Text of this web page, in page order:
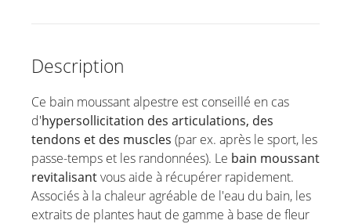
Description
Ce bain moussant alpestre est conseillé en cas
d'hypersollicitation des articulations, des
tendons et des muscles (par ex. après le sport, les
passe-temps et les randonnées). Le bain moussant
revitalisantvous aide à récupérer rapidement.
Associés à la chaleur agréable de l'eau du bain, les
extraits de plantes haut de gamme à base de fleur